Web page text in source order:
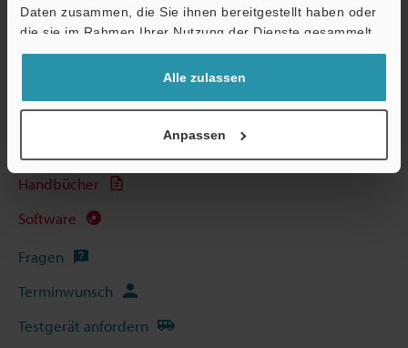
Daten zusammen, die Sie ihnen bereitgestellt haben oder
die sie im Rahmen Ihrer Nutzung der Dienste gesammelt
haben.
Alle zulassen
Anpassen
Datenblatt (PDF)
Handbücher
Software
Fragen
Terminwunsch
Testgerät anfordern